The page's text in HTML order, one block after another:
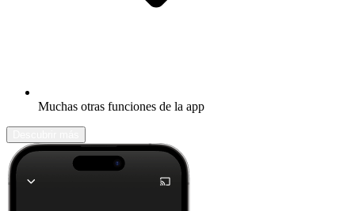
Muchas otras funciones de la app